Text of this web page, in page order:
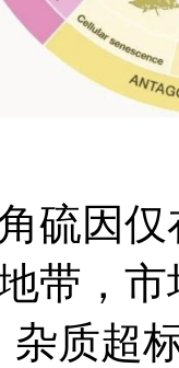
硫因
带，
杂质超